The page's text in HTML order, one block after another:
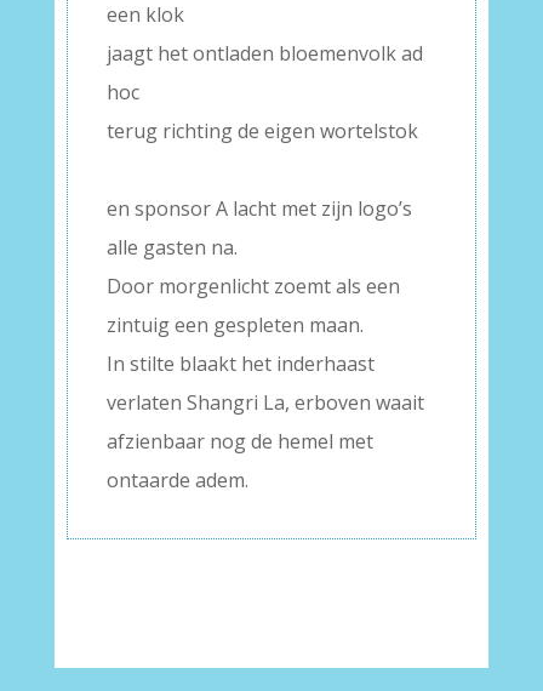
een klok
jaagt het ontladen bloemenvolk ad
hoc
terug richting de eigen wortelstok
en sponsor A lacht met zijn logo’s
alle gasten na.
Door morgenlicht zoemt als een
zintuig een gespleten maan.
In stilte blaakt het inderhaast
verlaten Shangri La, erboven waait
afzienbaar nog de hemel met
ontaarde adem.